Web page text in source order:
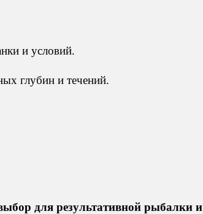
и условий.
глубин и течений.
для результативной рыбалки и